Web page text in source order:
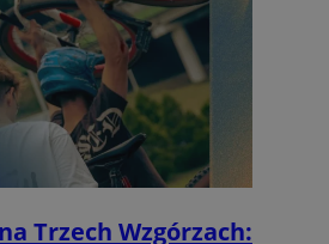
Trzech Wzgórzach: